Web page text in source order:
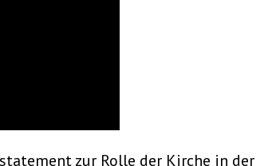
zur Rolle der Kirche in der